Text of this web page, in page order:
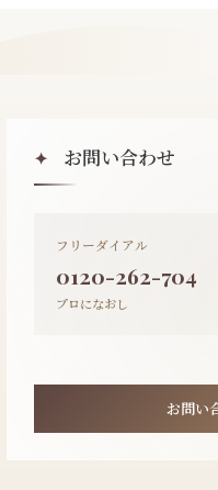
✦ お問い合わせ
フリーダイアル
0120-262-704
プロになおし
お問い